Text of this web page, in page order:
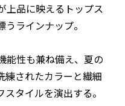
上品に映えるトップス
ラインナップ。
能性も兼ね備え、夏の
練されたカラーと繊細
タイルを演出する。